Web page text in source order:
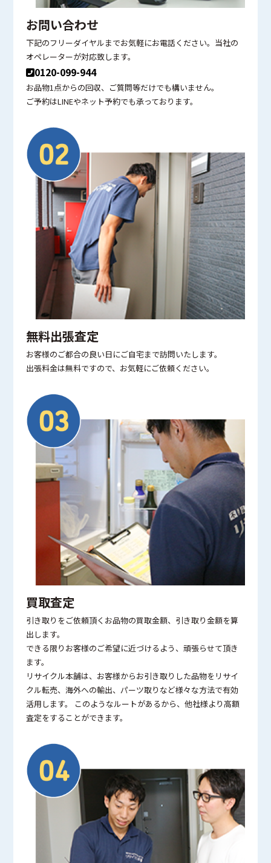
お問い合わせ
下記のフリーダイヤルまでお気軽にお電話ください。当社の
オペレーターが対応致します。
0120-099-944
お品物1点からの回収、ご質問等だけでも構いません。
ご予約はLINEやネット予約でも承っております。
無料出張査定
お客様のご都合の良い日にご自宅まで訪問いたします。
出張料金は無料ですので、お気軽にご依頼ください。
買取査定
引き取りをご依頼頂くお品物の買取金額、引き取り金額を算
出します。
できる限りお客様のご希望に近づけるよう、頑張らせて頂き
ます。
リサイクル本舗は、お客様からお引き取りした品物をリサイ
クル転売、海外への輸出、パーツ取りなど様々な方法で有効
活用します。 このようなルートがあるから、他社様より高額
査定をすることができます。